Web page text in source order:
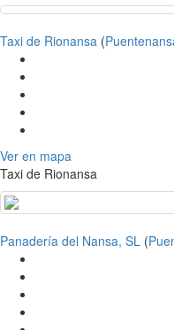
Taxi de Rionansa (
Ver en mapa
Taxi de Rionansa
Panadería del Nansa, SL (